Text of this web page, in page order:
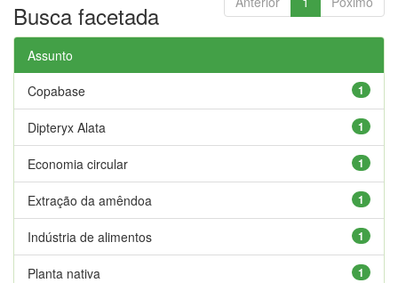
Busca facetada
Assunto
1
Copabase
1
Dipteryx Alata
1
Economia circular
1
Extração da amêndoa
1
Indústria de alimentos
1
Planta nativa